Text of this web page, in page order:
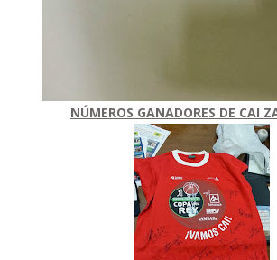
NÚMEROS GANADORES DE CAI